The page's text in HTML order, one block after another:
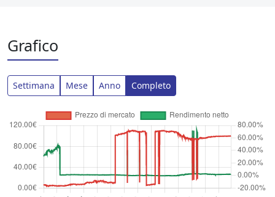
Grafico
Settimana Mese Anno Completo